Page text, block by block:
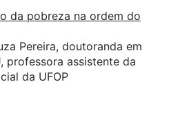
da pobreza na ordem do
Pereira, doutoranda em
professora assistente da
da UFOP